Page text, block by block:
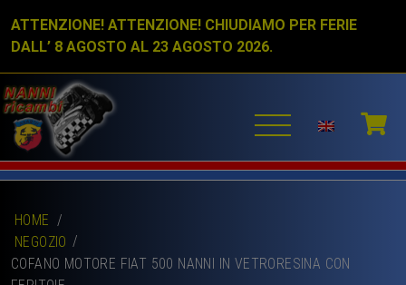
ATTENZIONE! ATTENZIONE! CHIUDIAMO PER FERIE
DALL’ 8 AGOSTO AL 23 AGOSTO 2026.
HOME /
NEGOZIO
COFANO MOTORE FIAT 500 NANNI IN VETRORESINA CON